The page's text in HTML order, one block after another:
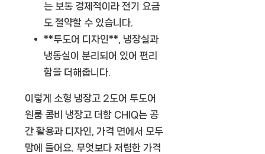
는 보통 경제적이라 전기 요금
도 절약할 수 있습니다.
**투도어 디자인**, 냉장실과
냉동실이 분리되어 있어 편리
함을 더해줍니다.
이렇게 소형 냉장고 2도어 투도어
원룸 콤비 냉장고 더함 CHIQ는 공
간 활용과 디자인, 가격 면에서 모두
맘에 들어요. 무엇보다 저렴한 가격